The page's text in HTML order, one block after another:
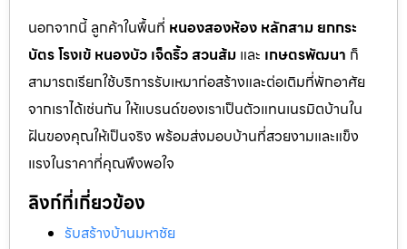
นอกจากนี้ ลูกค้าในพื้นที่ หนองสองห้อง หลักสามยกกระ
บัตรโรงเข้ หนองบัว เจ็ดริ้วสวนส้ม และ เกษตรพัฒนา ก็
สามารถเรียกใช้บริการรับเหมาก่อสร้างและต่อเติมที่พักอาศัย
จากเราได้เช่นกัน ให้แบรนด์ของเราเป็นตัวแทนเนรมิตบ้านใน
ฝันของคุณให้เป็นจริง พร้อมส่งมอบบ้านที่สวยงามและแข็ง
แรงในราคาที่คุณพึงพอใจ
ลิงก์ที่เกี่ยวข้อง
รับสร้างบ้านมหาชัย